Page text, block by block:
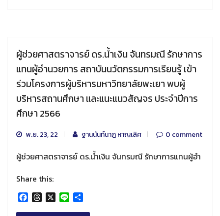
ผู้ช่วยศาสตราจารย์ ดร.น้ำเงิน จันทรมณี รักษาการ
แทนผู้อำนวยการ สถาบันนวัตกรรมการเรียนรู้ เข้า
ร่วมโครงการผู้บริหารมหาวิทยาลัยพะเยา พบผู้
บริหารสถานศึกษา และแนะแนวสัญจร ประจำปีการ
ศึกษา 2566
พ.ย. 23, 22 ฐานนันท์นาฎ หาญเลิศ 0 comment
ผู้ช่วยศาสตราจารย์ ดร.น้ำเงิน จันทรมณี รักษาการแทนผู้อำ
Share this:
Facebook
Threads
X Line